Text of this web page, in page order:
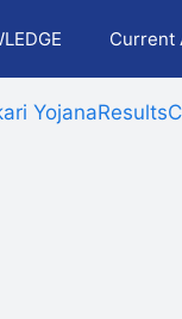
Current
YojanaResults